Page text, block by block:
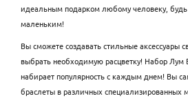
идеальным подарком любому человеку,
маленьким!
Вы сможете создавать стильные аксессуары
выбрать необходимую расцветку! Набор Лум
набирает популярность с каждым днем! Вы
браслеты в различных специализированных